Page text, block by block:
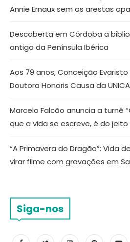
Annie Ernaux sem as arestas
Descoberta em Córdoba a
antiga da Península Ibérica
Aos 79 anos, Conceição
Doutora Honoris Causa da
Marcelo Falcão anuncia a turnê
que a vida se escreve, é do jeito
“A Primavera do Dragão”: Vida
virar filme com gravações em
Siga-nos